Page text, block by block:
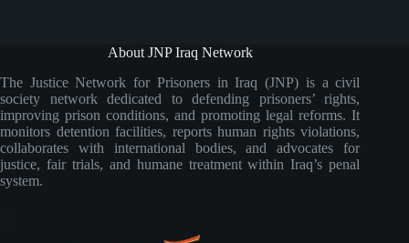
About JNP Iraq Network
The Justice Network for Prisoners in Iraq (JNP) is a civil
society network dedicated to defending prisoners’ rights,
improving prison conditions, and promoting legal reforms. It
monitors detention facilities, reports human rights violations,
collaborates with international bodies, and advocates for
justice, fair trials, and humane treatment within Iraq’s penal
system.